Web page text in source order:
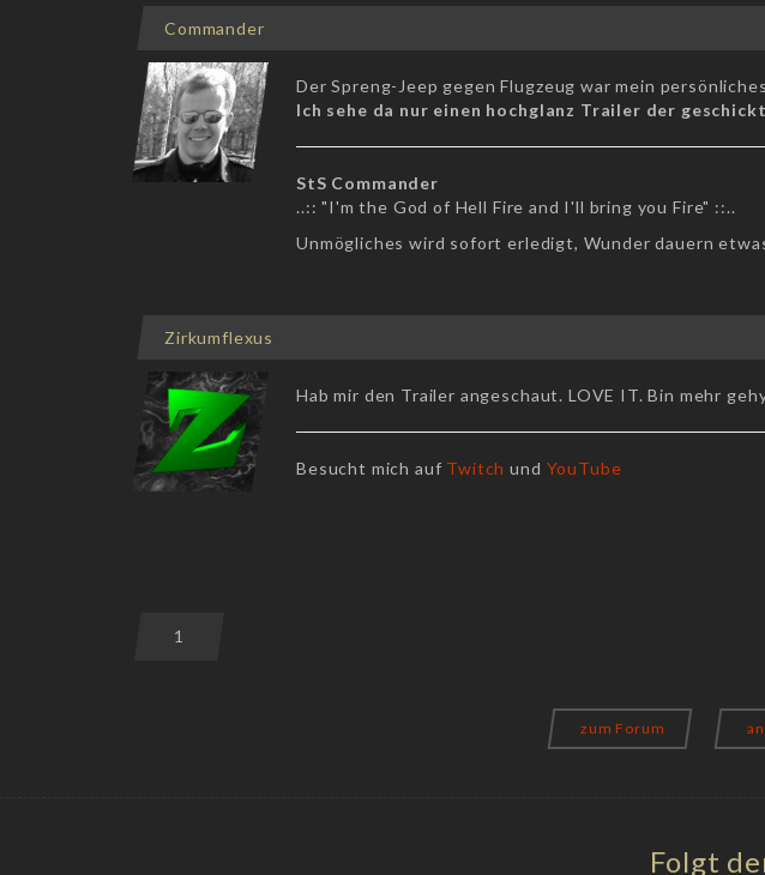
Commander
Der Spreng-Jeep gegen Flugzeug war mein
Ich sehe da nur einen hochglanz Trailer der
StS Commander
..:: "I'm the God of Hell Fire and I'll bring you Fire" ::..
Unmögliches wird sofort erledigt, Wunder dauern
Zirkumflexus
Hab mir den Trailer angeschaut. LOVE IT. Bin mehr
Besucht mich auf Twitch und YouTube
1
zum Forum
Folgt